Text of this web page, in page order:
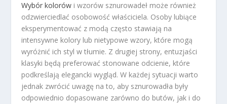
Wybór kolorów i wzorów sznurowadeł może również
odzwierciedlać osobowość właściciela. Osoby lubiące
eksperymentować z modą często stawiają na
intensywne kolory lub nietypowe wzory, które mogą
wyróżnić ich styl w tłumie. Z drugiej strony, entuzjaści
klasyki będą preferować stonowane odcienie, które
podkreślają elegancki wygląd. W każdej sytuacji warto
jednak zwrócić uwagę na to, aby sznurowadła były
odpowiednio dopasowane zarówno do butów, jak i do